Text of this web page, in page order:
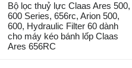
Bộ lọc thuỷ lực Claas Ares 500,
600 Series, 656rc, Arion 500,
600, Hydraulic Filter 60 dành
cho máy kéo bánh lốp Claas
Ares 656RC